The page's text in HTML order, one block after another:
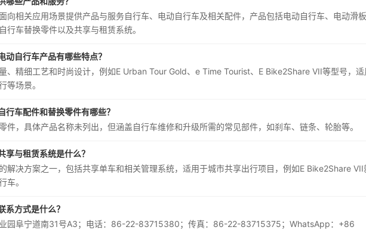
向相关应用场景提供产品与服务自行车、电动自行车及相关配件，产品包括电动自行车、电动滑板
行车替换零件以及共享与租赁系统。
自行车产品有哪些特点？
、精细工艺和时尚设计，例如E Urban Tour Gold、e Time Tourist、E Bike2Share VII等型号，适
等场景。
车配件和替换零件有哪些？
件，具体产品名称未列出，但涵盖自行车维修和升级所需的常见部件，如刹车、链条、轮胎等。
与租赁系统是什么？
解决方案之一，包括共享单车和相关管理系统，适用于城市共享出行项目，例如E Bike2Share VII
车。
方式是什么？
园阜宁道南31号A3；电话：86-22-83715380；传真：86-22-83715375；WhatsApp：+86